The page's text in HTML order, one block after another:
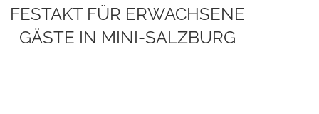
FEST­AKT FÜR ERWACH­SENE
GÄSTE IN MINI-SAL­Z­­BURG